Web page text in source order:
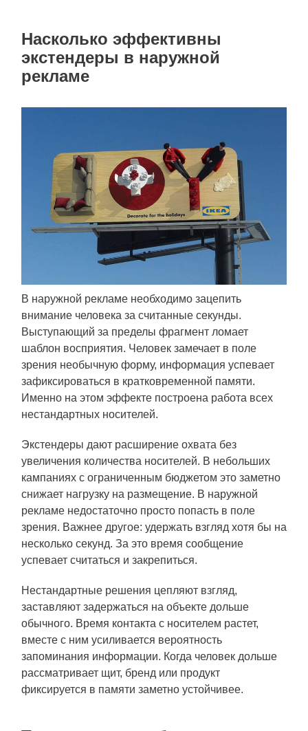
Насколько эффективны
экстендеры в наружной
рекламе
В наружной рекламе необходимо зацепить
внимание человека за считанные секунды.
Выступающий за пределы фрагмент ломает
шаблон восприятия. Человек замечает в поле
зрения необычную форму, информация успевает
зафиксироваться в кратковременной памяти.
Именно на этом эффекте построена работа всех
нестандартных носителей.
Экстендеры дают расширение охвата без
увеличения количества носителей. В небольших
кампаниях с ограниченным бюджетом это заметно
снижает нагрузку на размещение. В наружной
рекламе недостаточно просто попасть в поле
зрения. Важнее другое: удержать взгляд хотя бы на
несколько секунд. За это время сообщение
успевает считаться и закрепиться.
Нестандартные решения цепляют взгляд,
заставляют задержаться на объекте дольше
обычного. Время контакта с носителем растет,
вместе с ним усиливается вероятность
запоминания информации. Когда человек дольше
рассматривает щит, бренд или продукт
фиксируется в памяти заметно устойчивее.